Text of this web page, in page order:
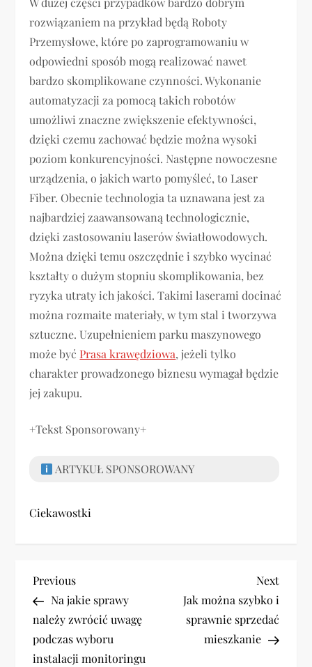
rozwiązaniem na przykład będą Roboty
Przemysłowe, które po zaprogramowaniu w
odpowiedni sposób mogą realizować nawet
bardzo skomplikowane czynności. Wykonanie
automatyzacji za pomocą takich robotów
umożliwi znaczne zwiększenie efektywności,
dzięki czemu zachować będzie można wysoki
poziom konkurencyjności. Następne nowoczesne
urządzenia, o jakich warto pomyśleć, to Laser
Fiber. Obecnie technologia ta uznawana jest za
najbardziej zaawansowaną technologicznie,
dzięki zastosowaniu laserów światłowodowych.
Można dzięki temu oszczędnie i szybko wycinać
kształty o dużym stopniu skomplikowania, bez
ryzyka utraty ich jakości. Takimi laserami docinać
można rozmaite materiały, w tym stal i tworzywa
sztuczne. Uzupełnieniem parku maszynowego
może być Prasa krawędziowa, jeżeli tylko
charakter prowadzonego biznesu wymagał będzie
jej zakupu.
+Tekst Sponsorowany+
ARTYKUŁ SPONSOROWANY
Ciekawostki
N
a
w
Previous
Post
Previous
Na jakie sprawy
należy zwrócić uwagę
podczas wyboru
instalacji monitoringu
Next
Post
Next
Jak można szybko i
sprawnie sprzedać
mieszkanie